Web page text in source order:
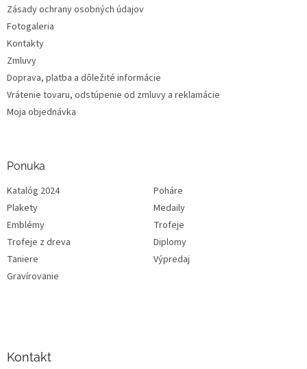
Zásady ochrany osobných údajov
Fotogaleria
Kontakty
Zmluvy
Doprava, platba a dôležité informácie
Vrátenie tovaru, odstúpenie od zmluvy a reklamácie
Moja objednávka
Ponuka
Katalóg 2024
Poháre
Plakety
Medaily
Emblémy
Trofeje
Trofeje z dreva
Diplomy
Taniere
Výpredaj
Gravírovanie
Kontakt